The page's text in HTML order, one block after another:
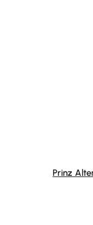
Durchschnittliche
Prinz